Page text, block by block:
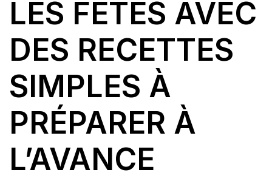
LES FÊTES AVEC
DES RECETTES
SIMPLES À
PRÉPARER À
L’AVANCE